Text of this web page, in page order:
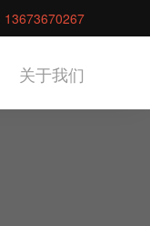
13673670267
关于我们